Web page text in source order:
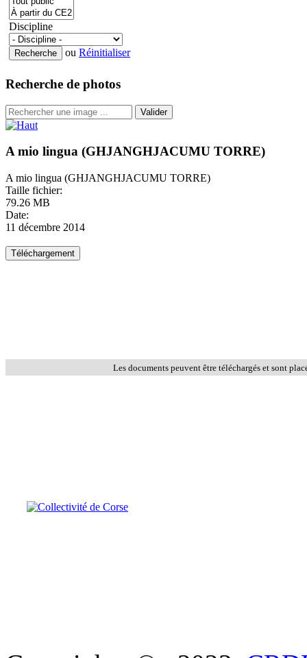
Discipline
ou Réinitialiser
Recherche de photos
Valider
A mio lingua (GHJANGHJACUMU TORRE)
A mio lingua (GHJANGHJACUMU TORRE)
Taille fichier:
79.26 MB
Date:
11 décembre 2014
Les documents peuvent être téléchargés et sont